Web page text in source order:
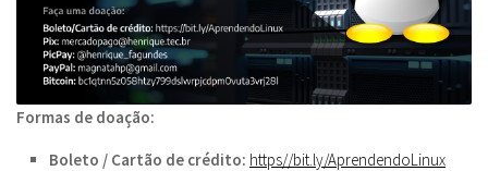
Formas de doação:
Boleto / Cartão de crédito: https//bit.ly/AprendendoLinux